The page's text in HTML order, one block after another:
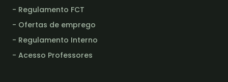
- Regulamento FCT
- Ofertas de emprego
- Regulamento Interno
- Acesso Professores